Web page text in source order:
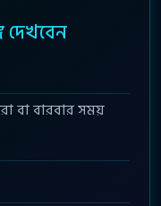
বা বারবার সময়